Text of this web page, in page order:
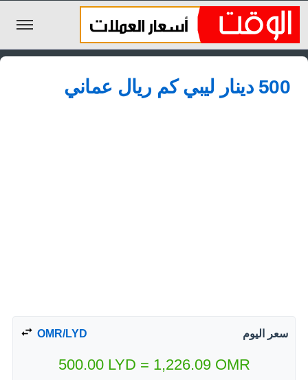
الليرة السورية
الجنيه المصري
500 دينار ليبي كم ريال عماني
سعر اليوم OMR/LYD
500.00 LYD = 1,226.09 OMR